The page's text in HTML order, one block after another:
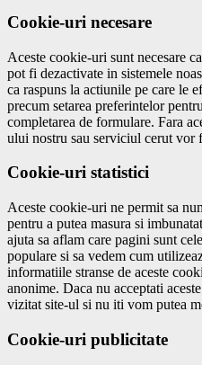
Cookie-uri necesare
Aceste cookie-uri sunt necesare
pot fi dezactivate in sistemele
ca raspuns la actiunile pe care le
precum setarea preferintelor
completarea de formulare. Fara
ului nostru sau serviciul cerut vor
Cookie-uri statistici
Aceste cookie-uri ne permit sa
pentru a putea masura si
ajuta sa aflam care pagini sunt
populare si sa vedem cum
informatiile stranse de aceste
anonime. Daca nu acceptati
vizitat site-ul si nu iti vom putea
Cookie-uri publicitate